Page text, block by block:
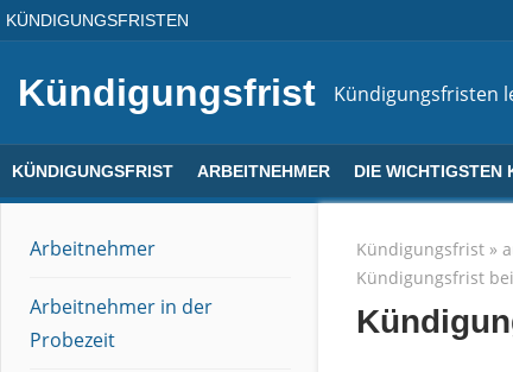
Direkt
Inhalt
KÜNDIGUNGSFRISTEN
Kündigungsfrist Kündigungsfristen
KÜNDIGUNGSFRIST ARBEITNEHMER DIE WICHTIGSTEN
Kündigungsfrist»
Kündigungsfrist
Arbeitnehmer
Arbeitnehmer in der
Probezeit